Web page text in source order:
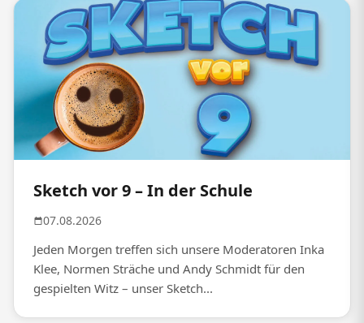
Sketch vor 9 – In der Schule
07.08.2026
Jeden Morgen treffen sich unsere Moderatoren Inka
Klee, Normen Sträche und Andy Schmidt für den
gespielten Witz – unser Sketch...